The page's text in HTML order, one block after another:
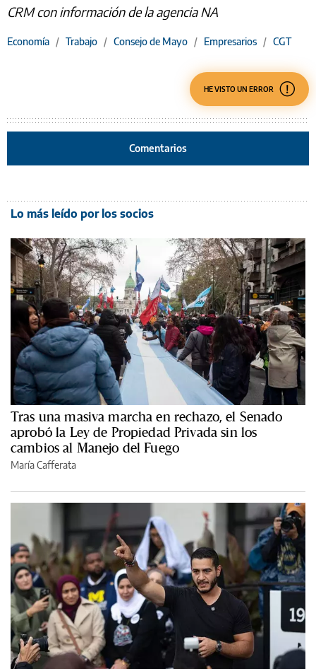
CRM con información de la agencia NA
Economía / Trabajo / Consejo de Mayo / Empresarios / CGT
HE VISTO UN ERROR
Comentarios
Lo más leído por los socios
Tras una masiva marcha en rechazo, el Senado
aprobó la Ley de Propiedad Privada sin los
cambios al Manejo del Fuego
María Cafferata